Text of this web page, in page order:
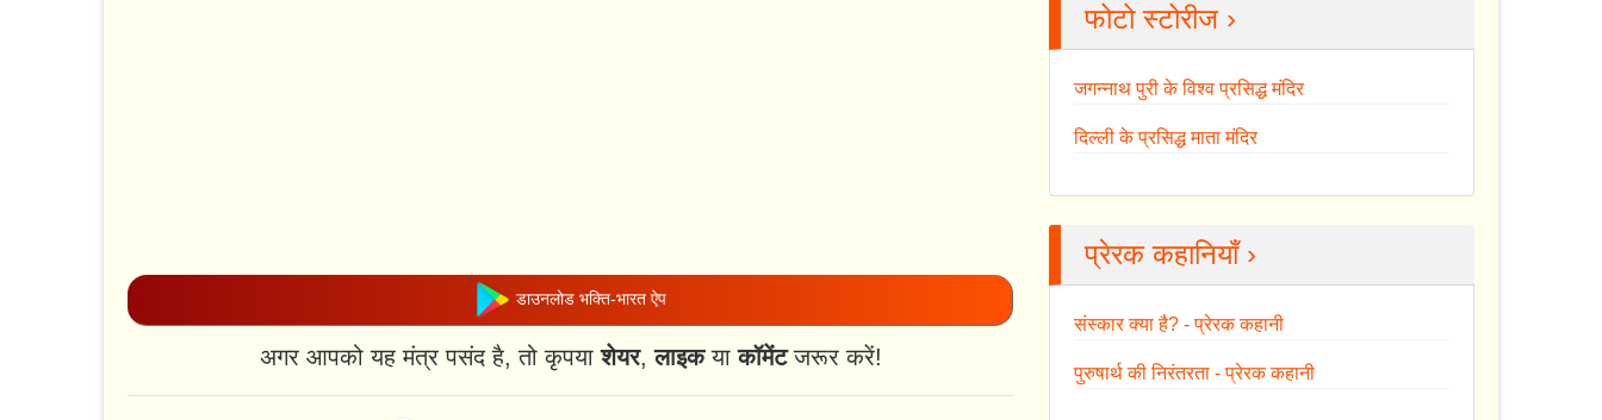
डाउनलोड भक्ति-भारत ऐप
अगर आपको यह मंत्र पसंद है, तो कृपयाशेयर,लाइकयाकॉमेंटजरूर करें!
फोटो स्टोरीज ›
जगन्नाथ पुरी के विश्व प्रसिद्ध मंदिर
दिल्ली के प्रसिद्ध माता मंदिर
प्रेरक कहानियाँ ›
संस्कार क्या है? - प्रेरक कहानी
पुरुषार्थ की निरंतरता - प्रेरक कहानी